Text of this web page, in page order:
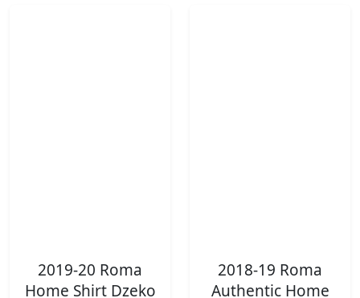
2019-20 Roma
Home Shirt Dzeko
2018-19 Roma
Authentic Home